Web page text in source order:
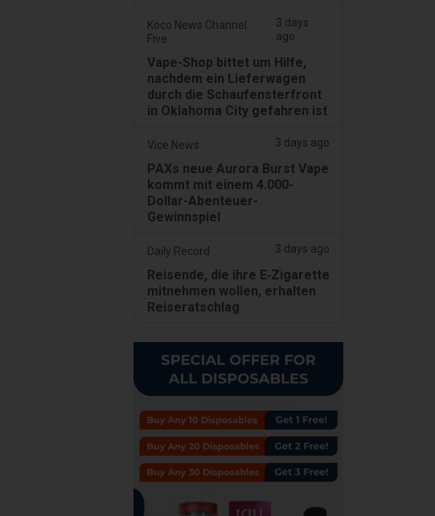
Koco News Channel
Five
3 days
ago
Vape-Shop bittet um Hilfe,
nachdem ein Lieferwagen
durch die Schaufensterfront
in Oklahoma City gefahren ist
Vice News 3 days ago
PAXs neue Aurora Burst Vape
kommt mit einem 4.000-
Dollar-Abenteuer-
Gewinnspiel
Daily Record 3 days ago
Reisende, die ihre E‑Zigarette
mitnehmen wollen, erhalten
Reiseratschlag